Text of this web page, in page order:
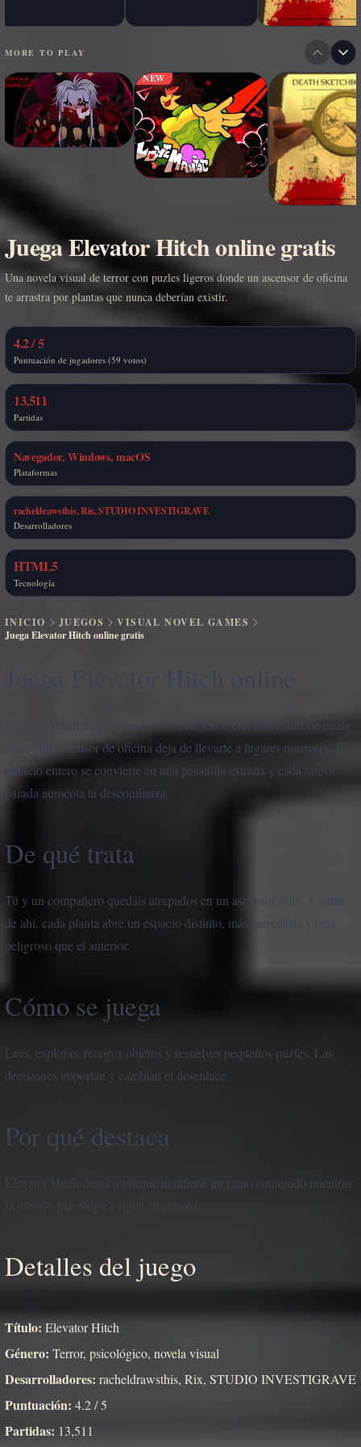
MORE TO PLAY
NEW
Juega Elevator Hitch online gratis
Una novela visual de terror con puzles ligeros donde un ascensor de oficina
te arrastra por plantas que nunca deberían existir.
4.2 / 5
Puntuación de jugadores (59 votos)
13,511
Partidas
Navegador, Windows, macOS
Plataformas
racheldrawsthis, Rix, STUDIO INVESTIGRAVE
Desarrolladores
HTML5
Tecnología
INICIO JUEGOS
VISUAL NOVEL GAMES
Juega Elevator Hitch online gratis
Elevator Hitch es una novela visual de terror con elementos de puzle
donde un ascensor de oficina deja de llevarte a lugares normales. El
edificio entero se convierte en una pesadilla extraña y cada nueva
parada aumenta la desconfianza.
De qué trata
Tú y un compañero quedáis atrapados en un ascensor roto. A partir
de ahí, cada planta abre un espacio distinto, más surrealista y más
peligroso que el anterior.
Cómo se juega
Lees, exploras, recoges objetos y resuelves pequeños puzles. Las
decisiones importan y cambian el desenlace.
Por qué destaca
Elevator Hitch destaca porque mantiene un ritmo contenido mientras
la presión psicológica sigue creciendo.
Detalles del juego
Título: Elevator Hitch
Género: Terror, psicológico, novela visual
Desarrolladores: racheldrawsthis, Rix, STUDIO INVESTIGRAVE
Puntuación: 4.2 / 5
Partidas: 13,511